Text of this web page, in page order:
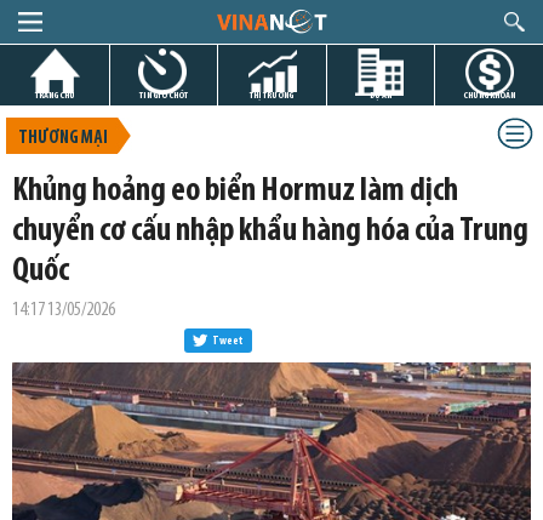
TRANG CHỦ TIN GIỜ CHÓT THỊ TRƯỜNG DỰ ÁN CHỨNG KHOÁN
THƯƠNG MẠI
Khủng hoảng eo biển Hormuz làm dịch
chuyển cơ cấu nhập khẩu hàng hóa của Trung
Quốc
14:17 13/05/2026
Tweet